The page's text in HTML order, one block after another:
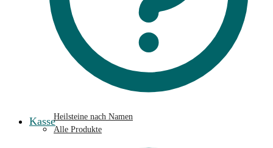
KasseHeilsteine nach Namen
Alle Produkte